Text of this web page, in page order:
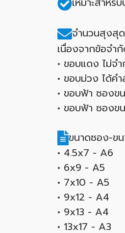
จำนวนสุงสุ
เนื่องจากข้อจำ
• ขอบแดง ไม่จ
• ขอบม่วง ได้ค
• ขอบฟ้า ซองข
• ขอบฟ้า ซองข
ขนาดซอง-ข
• 4.5x7 - A6
• 6x9 - A5
• 7x10 - A5
• 9x12 - A4
• 9x13 - A4
• 13x17 - A3